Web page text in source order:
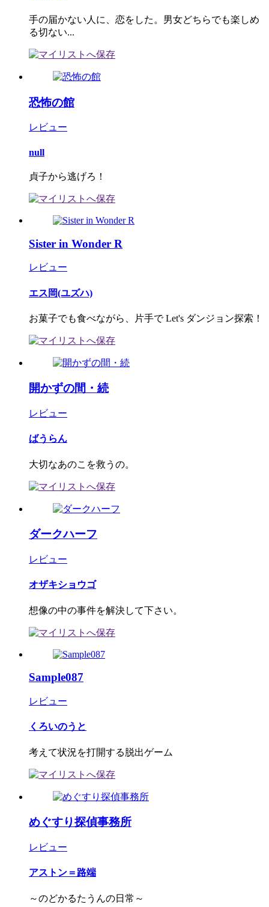
手の届かない人に、恋をした。男女どちらでも楽しめ
る切ない...
恐怖の館
レビュー
null
貞子から逃げろ！
Sister in Wonder R
レビュー
エス岡(ユズハ)
お菓子でも食べながら、片手で Let's ダンジョン探索！
開かずの間・続
レビュー
ばうらん
大切なあのこを救うの。
ダークハーフ
レビュー
オザキショウゴ
想像の中の事件を解決して下さい。
Sample087
レビュー
くろいのうと
考えて状況を打開する脱出ゲーム
めぐすり探偵事務所
レビュー
アストン＝路端
～のどかるたうんの日常～